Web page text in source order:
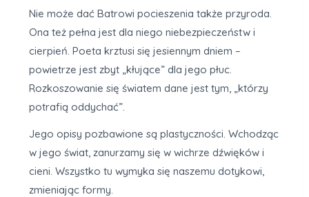
Nie może dać Batrowi pocieszenia także przyroda.
Ona też pełna jest dla niego niebezpieczeństw i
cierpień. Poeta krztusi się jesiennym dniem –
powietrze jest zbyt „kłujące” dla jego płuc.
Rozkoszowanie się światem dane jest tym, „którzy
potrafią oddychać”.
Jego opisy pozbawione są plastyczności. Wchodząc
w jego świat, zanurzamy się w wichrze dźwięków i
cieni. Wszystko tu wymyka się naszemu dotykowi,
zmieniając formy.